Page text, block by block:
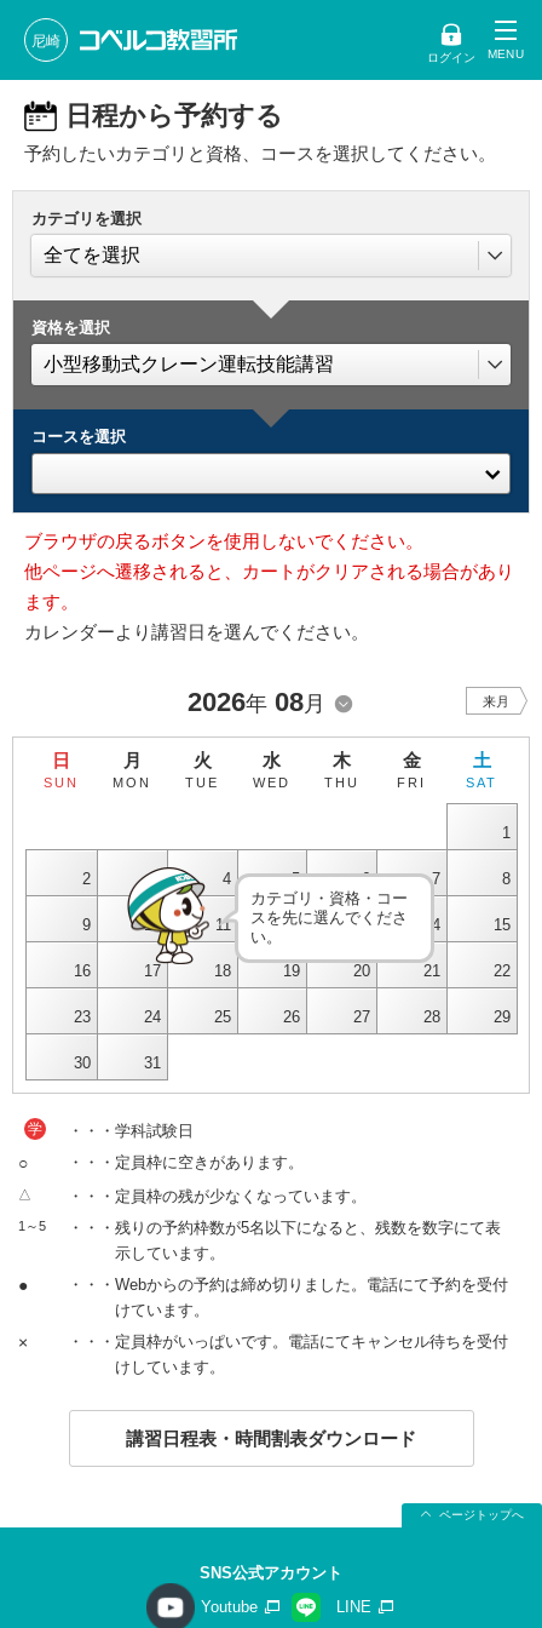
尼崎
ログイン
日程から予約する
予約したいカテゴリと資格、コースを選択してください。
カテゴリを選択
資格を選択
コースを選択
ブラウザの戻るボタンを使用しないでください。
他ページへ遷移されると、カートがクリアされる場合があり
ます。
カレンダーより講習日を選んでください。
2026年 08月 来月
日
SUN
月
MON
火
TUE
水
WED
木
THU
金
FRI
土
SAT
1
2 3 4 5 6 7 8
9 10 11 12 13 14 15
16 17 18 19 20 21 22
23 24 25 26 27 28 29
30 31
カテゴリ・資格・コー
スを先に選んでくださ
い。
学 ・・・学科試験日
○ ・・・定員枠に空きがあります。
△ ・・・定員枠の残が少なくなっています。
1～5
・・・残りの予約枠数が5名以下になると、残数を数字にて表
示しています。
●
・・・Webからの予約は締め切りました。電話にて予約を受付
けています。
×
・・・定員枠がいっぱいです。電話にてキャンセル待ちを受付
けしています。
講習日程表・時間割表ダウンロード
ページトップへ
SNS公式アカウント
Youtube
LINE